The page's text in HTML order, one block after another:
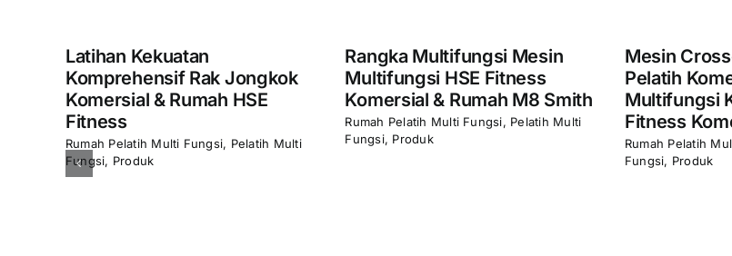
Rak Jongkok
HSE
Pelatih Multi
Rangka Multifungsi Mesin
Multifungsi HSE Fitness
Komersial & Rumah M8 Smith
Pelatih Multi
Fungsi,Produk
Mesin CrossoverSmith Kabel
Pelatih Komersial & Rumah
Multifungsi Kebugaran HSE
Fitness Komersial & Rumah
Pelatih Multi